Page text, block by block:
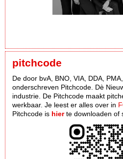
pitchcode
De door bvA, BNO, VIA, DDA,
onderschreven Pitchcode. Dè
industrie. De Pitchcode maakt
werkbaar. Je leest er alles over in
Pitchcode is hierte downloaden of